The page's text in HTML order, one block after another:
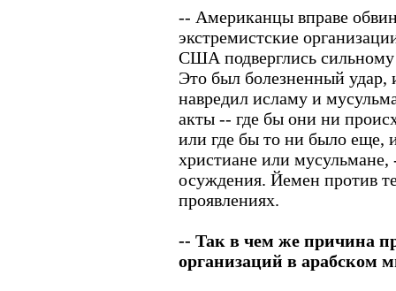
-- Американцы вправе
экстремистские
США подверглись сильному
Это был болезненный удар,
навредил исламу и
акты -- где бы они ни
или где бы то ни было еще,
христиане или
осуждения. Йемен против
проявлениях.
-- Так в чем же причина
организаций в арабском